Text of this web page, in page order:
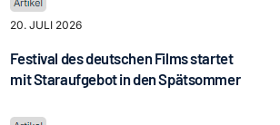
20. JULI 2026
Festival des deutschen Films startet
mit Staraufgebot in den Spätsommer